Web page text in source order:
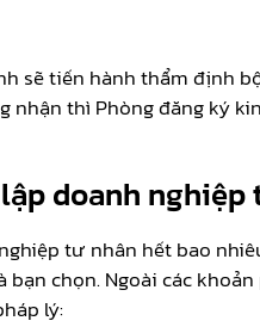
sẽ tiến hành thẩm định
nhận thì Phòng đăng ký
doanh
tư nhân hết bao
chọn. Ngoài các
lý: